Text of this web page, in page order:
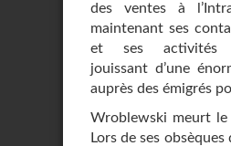
des ventes à
maintenant ses
et ses activités
jouissant d’une
auprès des émigrés
Wroblewski meurt
Lors de ses